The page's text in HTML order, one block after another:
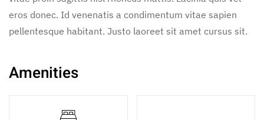
eros donec. Id venenatis a condimentum vitae sapien
pellentesque habitant. Justo laoreet sit amet cursus sit.
Amenities